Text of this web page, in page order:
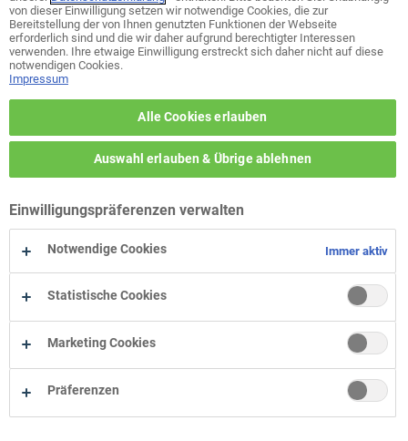
zurück zur Themen-Auswahl
Wohn-Zentrum Unna
Wohn-Zentrum Delmenhorst
Wohn-Zentrum Bielefeld
Wohn-Zentrum Oelde
Wohn-Zentrum Herne
von dieser Einwilligung setzen wir notwendige Cookies, die zur
Bereitstellung der von Ihnen genutzten Funktionen der Webseite
erforderlich sind und die wir daher aufgrund berechtigter Interessen
verwenden. Ihre etwaige Einwilligung erstreckt sich daher nicht auf diese
notwendigen Cookies.
Impressum
Alle Cookies erlauben
Auswahl erlauben & Übrige ablehnen
Einwilligungspräferenzen verwalten
Notwendige Cookies Immer aktiv
Statistische Cookies
Marketing Cookies
Präferenzen